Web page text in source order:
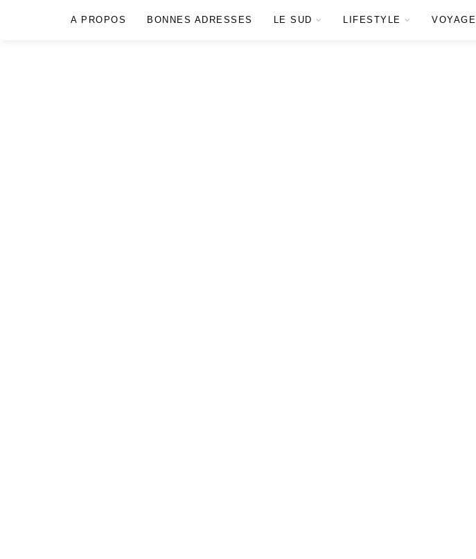
A PROPOS BONNES ADRESSES LE SUD LIFESTYLE VOYAGE